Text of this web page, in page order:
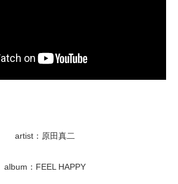
artist：原田真二
album：FEEL HAPPY